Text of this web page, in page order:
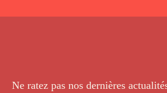
Ne ratez pas nos dernières